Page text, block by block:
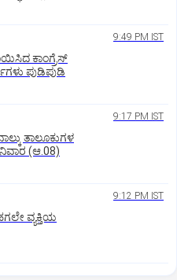
9:49 PM IST
ಕಾಂಗ್ರೆಸ್
ಪುಡಿಪುಡಿ
9:17 PM IST
ತಾಲೂಕುಗಳ
(ಆ.08)
9:12 PM IST
ವ್ಯಕ್ತಿಯ